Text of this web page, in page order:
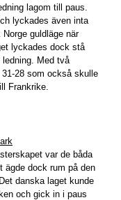
lagom till paus.
lyckades även inta
guldläge när
lyckades dock stå
Med två
28 som också skulle
Frankrike.
var de båda
ägde dock rum på den
danska laget kunde
och gick in i paus